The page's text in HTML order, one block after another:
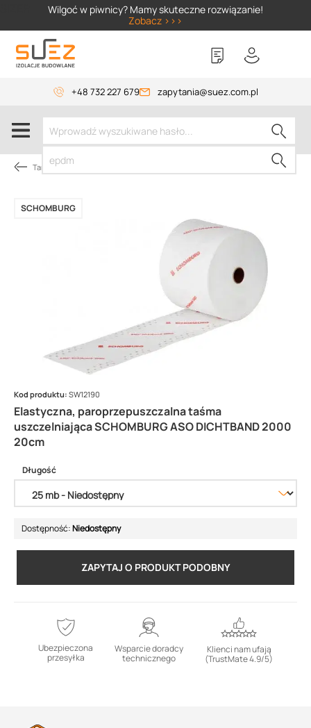
Wilgoć w piwnicy? Mamy skuteczne rozwiązanie!
Zobacz >>>
+48 732 227 679 zapytania@suez.com.pl
Tarasy i balkony pod płytki
Elastyczna, paroprzepuszczalna taśma
uszczelniająca SCHOMBURG ASO DICHTBAND 2000
20cm
SCHOMBURG
Kod produktu: SW12190
Długość
Dostępność:Niedostępny
ZAPYTAJ O PRODUKT PODOBNY
Ubezpieczona
przesyłka
Wsparcie doradcy
technicznego
Klienci nam ufają
(TrustMate 4.9/5)